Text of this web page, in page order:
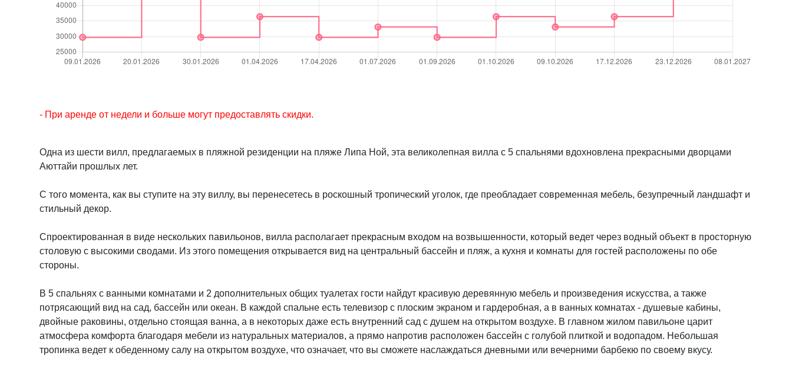
- При аренде от недели и больше могут предоставлять скидки.
Одна из шести вилл, предлагаемых в пляжной резиденции на пляже Липа Ной, эта великолепная вилла с 5 спальнями вдохновлена прекрасными дворцами
Аюттайи прошлых лет.
С того момента, как вы ступите на эту виллу, вы перенесетесь в роскошный тропический уголок, где преобладает современная мебель, безупречный ландшафт и
стильный декор.
Спроектированная в виде нескольких павильонов, вилла располагает прекрасным входом на возвышенности, который ведет через водный объект в просторную
столовую с высокими сводами. Из этого помещения открывается вид на центральный бассейн и пляж, а кухня и комнаты для гостей расположены по обе
стороны.
В 5 спальнях с ванными комнатами и 2 дополнительных общих туалетах гости найдут красивую деревянную мебель и произведения искусства, а также
потрясающий вид на сад, бассейн или океан. В каждой спальне есть телевизор с плоским экраном и гардеробная, а в ванных комнатах - душевые кабины,
двойные раковины, отдельно стоящая ванна, а в некоторых даже есть внутренний сад с душем на открытом воздухе. В главном жилом павильоне царит
атмосфера комфорта благодаря мебели из натуральных материалов, а прямо напротив расположен бассейн с голубой плиткой и водопадом. Небольшая
тропинка ведет к обеденному салу на открытом воздухе, что означает, что вы сможете наслаждаться дневными или вечерними барбекю по своему вкусу.